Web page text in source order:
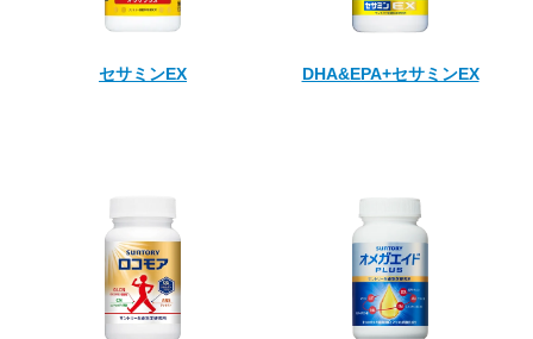
セサミンEX DHA&EPA+セサミンEX